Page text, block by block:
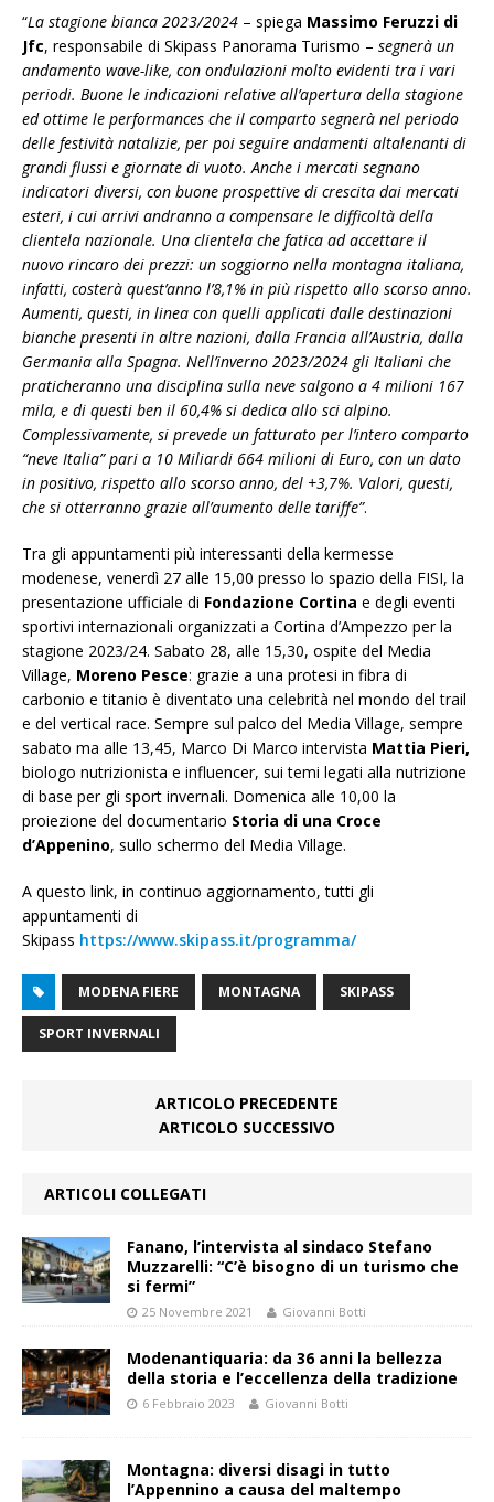
“La stagione bianca 2023/2024 – spiega Massimo Feruzzi di
Jfc, responsabile di Skipass Panorama Turismo – segnerà un
andamento wave-like, con ondulazioni molto evidenti tra i vari
periodi. Buone le indicazioni relative all’apertura della stagione
ed ottime le performances che il comparto segnerà nel periodo
delle festività natalizie, per poi seguire andamenti altalenanti di
grandi flussi e giornate di vuoto. Anche i mercati segnano
indicatori diversi, con buone prospettive di crescita dai mercati
esteri, i cui arrivi andranno a compensare le difficoltà della
clientela nazionale. Una clientela che fatica ad accettare il
nuovo rincaro dei prezzi: un soggiorno nella montagna italiana,
infatti, costerà quest’anno l’8,1% in più rispetto allo scorso anno.
Aumenti, questi, in linea con quelli applicati dalle destinazioni
bianche presenti in altre nazioni, dalla Francia all’Austria, dalla
Germania alla Spagna. Nell’inverno 2023/2024 gli Italiani che
praticheranno una disciplina sulla neve salgono a 4 milioni 167
mila, e di questi ben il 60,4% si dedica allo sci alpino.
Complessivamente, si prevede un fatturato per l’intero comparto
“neve Italia” pari a 10 Miliardi 664 milioni di Euro, con un dato
in positivo, rispetto allo scorso anno, del +3,7%. Valori, questi,
che si otterranno grazie all’aumento delle tariffe”.
Tra gli appuntamenti più interessanti della kermesse
modenese, venerdì 27 alle 15,00 presso lo spazio della FISI, la
presentazione ufficiale di Fondazione Cortina e degli eventi
sportivi internazionali organizzati a Cortina d’Ampezzo per la
stagione 2023/24. Sabato 28, alle 15,30, ospite del Media
Village, Moreno Pesce: grazie a una protesi in fibra di
carbonio e titanio è diventato una celebrità nel mondo del trail
e del vertical race. Sempre sul palco del Media Village, sempre
sabato ma alle 13,45, Marco Di Marco intervista Mattia Pieri,
biologo nutrizionista e influencer, sui temi legati alla nutrizione
di base per gli sport invernali. Domenica alle 10,00 la
proiezione del documentario Storia di una Croce
d’Appenino, sullo schermo del Media Village.
A questo link, in continuo aggiornamento, tutti gli
appuntamenti di
Skipass https://www.skipass.it/programma/
MODENA FIERE MONTAGNA SKIPASS
SPORT INVERNALI
ARTICOLO PRECEDENTE
ARTICOLO SUCCESSIVO
ARTICOLI COLLEGATI
Fanano, l’intervista al sindaco Stefano
Muzzarelli: “C’è bisogno di un turismo che
si fermi”
25 Novembre 2021 Giovanni Botti
Modenantiquaria: da 36 anni la bellezza
della storia e l’eccellenza della tradizione
6 Febbraio 2023 Giovanni Botti
Montagna: diversi disagi in tutto
l’Appennino a causa del maltempo